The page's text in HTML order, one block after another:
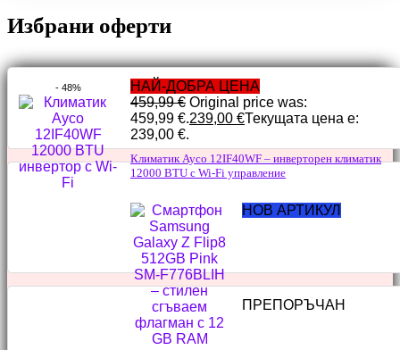
Избрани оферти
НАЙ-ДОБРА ЦЕНА
- 48%
459,99€ Original price was:
459,99 €.239,00 €Текущата цена е:
239,00 €.
Климатик Ayco 12IF40WF – инверторен климатик
12000 BTU с Wi-Fi управление
НОВ АРТИКУЛ
ПРЕПОРЪЧАН